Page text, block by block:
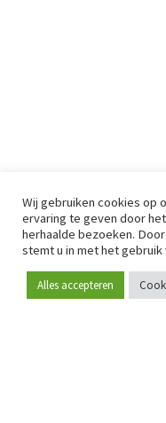
Word lid
Wij gebruiken cookies op
ervaring te geven door
herhaalde bezoeken.
stemt u in met het gebruik
Alles accepteren